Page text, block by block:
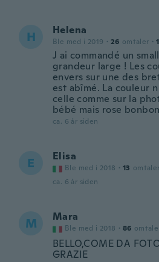
H Helena
Ble med i 2019 · 26 omtaler ·
J ai commandé un
grandeur large ! Les
envers sur une des
est abîmé. La couleur
celle comme sur la
bébé mais rose
ca. 6 år siden
E Elisa
Ble med i 2018 · 13 omtaler
ca. 6 år siden
M Mara
Ble med i 2018 · 86
BELLO,COME DA
GRAZIE